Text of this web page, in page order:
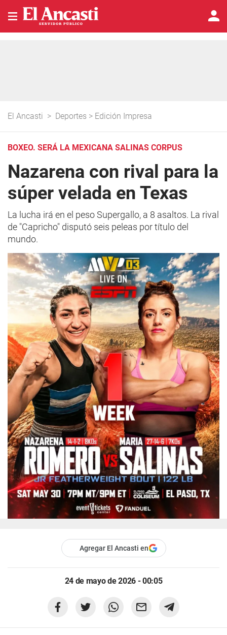
El Ancasti > Deportes > Edición Impresa
BOXEO. SERÁ LA MEXICANA SALINAS CORPUS
Nazarena con rival para la
súper velada en Texas
La lucha irá en el peso Supergallo, a 8 asaltos. La rival
de "Capricho" disputó seis peleas por título del
mundo.
Agregar El Ancasti en
24 de mayo de 2026 - 00:05